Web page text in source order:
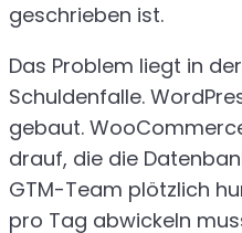
geschrieben ist.
Das Problem liegt in
Schuldenfalle.
gebaut.
drauf, die die
GTM-Team plötzlich
pro Tag abwickeln